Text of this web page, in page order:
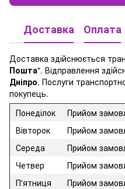
Доставка Оплата
Доставка здійснюється
Пошта". Відправлення
Дніпро. Послуги
покупець.
Понеділок
Прийом
Вівторок
Прийом
Середа
Прийом
Четвер
Прийом
П'ятниця
Прийом